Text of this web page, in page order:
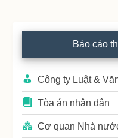
Primary
Sidebar
Báo cáo
Công ty Luật &
Tòa án nhân dân
Cơ quan Nhà